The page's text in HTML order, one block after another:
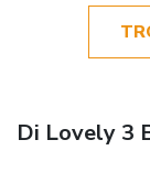
Di Lovely 3